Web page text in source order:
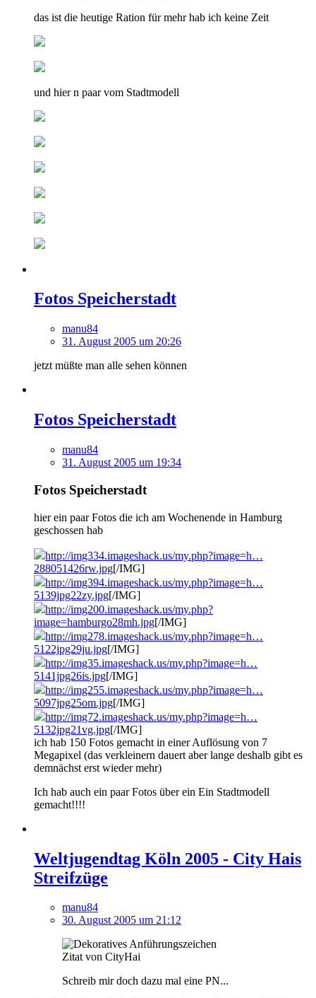
das ist die heutige Ration für mehr hab ich keine Zeit
und hier n paar vom Stadtmodell
Fotos Speicherstadt
manu84
31. August 2005 um 20:26
jetzt müßte man alle sehen können
Fotos Speicherstadt
manu84
31. August 2005 um 19:34
Fotos Speicherstadt
hier ein paar Fotos die ich am Wochenende in Hamburg
geschossen hab
http://img334.imageshack.us/my.php?image=h…
288051426rw.jpg[/IMG]
http://img394.imageshack.us/my.php?image=h…
5139jpg22zy.jpg[/IMG]
http://img200.imageshack.us/my.php?
image=hamburgo28mh.jpg[/IMG]
http://img278.imageshack.us/my.php?image=h…
5122jpg29ju.jpg[/IMG]
http://img35.imageshack.us/my.php?image=h…
5141jpg26is.jpg[/IMG]
http://img255.imageshack.us/my.php?image=h…
5097jpg25om.jpg[/IMG]
http://img72.imageshack.us/my.php?image=h…
5132jpg21vg.jpg[/IMG]
ich hab 150 Fotos gemacht in einer Auflösung von 7
Megapixel (das verkleinern dauert aber lange deshalb gibt es
demnächst erst wieder mehr)
Ich hab auch ein paar Fotos über ein Ein Stadtmodell
gemacht!!!!
Weltjugendtag Köln 2005 - City Hais
Streifzüge
manu84
30. August 2005 um 21:12
Zitat von CityHai
Schreib mir doch dazu mal eine PN...